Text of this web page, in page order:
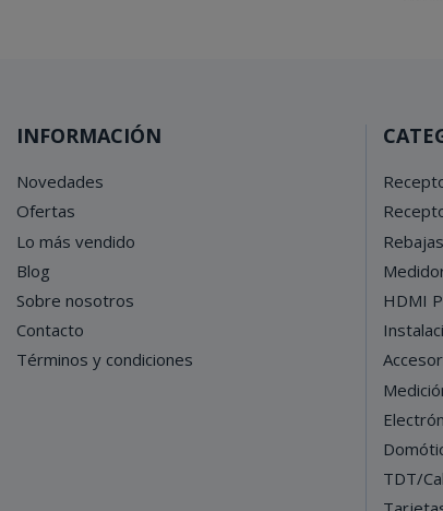
INFORMACIÓN
Novedades
Ofertas
Lo más vendido
Blog
Sobre nosotros
Contacto
Términos y condiciones
HDMI
TDT/